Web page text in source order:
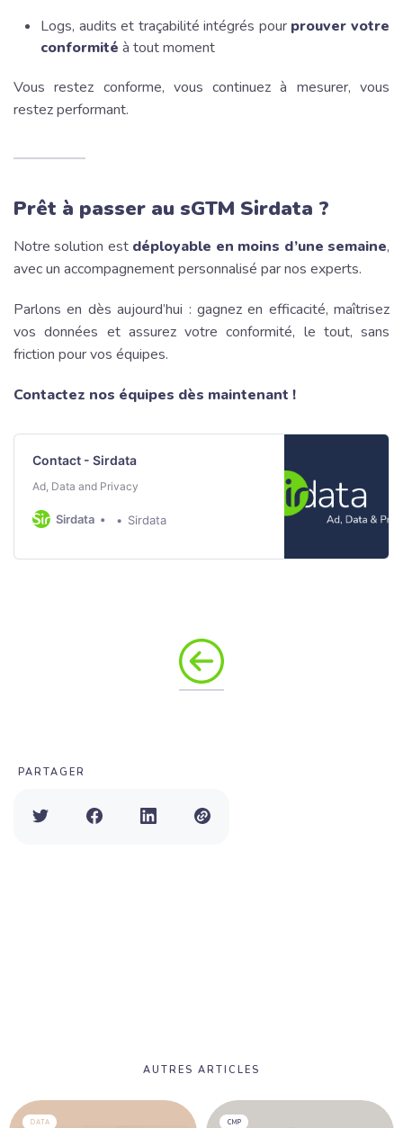
Logs, audits et traçabilité intégrés pour prouver votre
conformité à tout moment
Vous restez conforme, vous continuez à mesurer, vous
restez performant.
Prêt à passer au sGTM Sirdata ?
Notre solution est déployable en moins d’une semaine,
avec un accompagnement personnalisé par nos experts.
Parlons en dès aujourd’hui : gagnez en efficacité, maîtrisez
vos données et assurez votre conformité, le tout, sans
friction pour vos équipes.
Contactez nos équipes dès maintenant !
Contact - Sirdata
Ad, Data and Privacy
Sirdata Sirdata
PARTAGER
AUTRES ARTICLES
DATA CMP